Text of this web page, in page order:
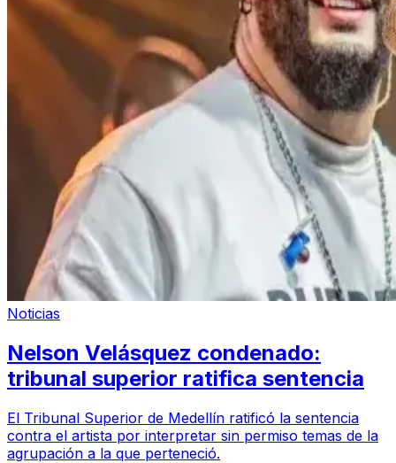
Noticias
Nelson Velásquez condenado:
tribunal superior ratifica sentencia
El Tribunal Superior de Medellín ratificó la sentencia
contra el artista por interpretar sin permiso temas de la
agrupación a la que perteneció.